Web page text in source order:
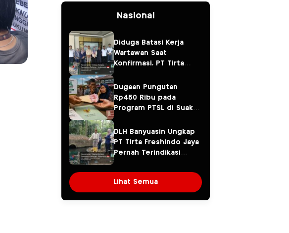
Nasional
Diduga Batasi Kerja
Wartawan Saat
Konfirmasi, PT Tirta
Sorotan
Dugaan Pungutan
Rp450 Ribu pada
Program PTSL di Suak
Warga Khawatir Kasus
Sembawa Terulang
DLH Banyuasin Ungkap
PT Tirta Freshindo Jaya
Pernah Terindikasi
Dugaan Limbah Kembali
Diselidiki
Lihat Semua